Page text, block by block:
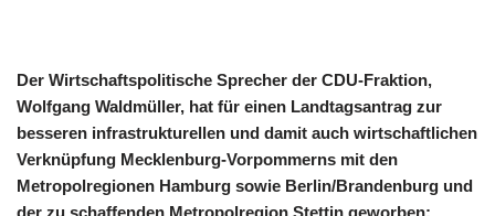
Der Wirtschaftspolitische Sprecher der CDU-Fraktion,
Wolfgang Waldmüller, hat für einen Landtagsantrag zur
besseren infrastrukturellen und damit auch wirtschaftlichen
Verknüpfung Mecklenburg-Vorpommerns mit den
Metropolregionen Hamburg sowie Berlin/Brandenburg und
der zu schaffenden Metropolregion Stettin geworben: